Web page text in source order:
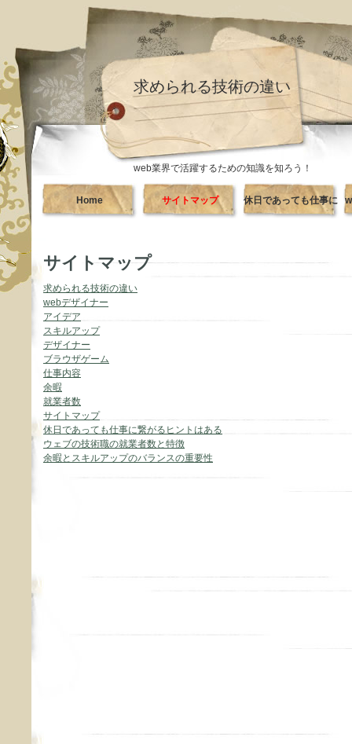
求められる技術の違い
web業界で活躍するための知識を知ろう！
Home サイトマップ 休日であっても仕事に
サイトマップ
求められる技術の違い
webデザイナー
アイデア
スキルアップ
デザイナー
ブラウザゲーム
仕事内容
余暇
就業者数
サイトマップ
休日であっても仕事に繋がるヒントはある
ウェブの技術職の就業者数と特徴
余暇とスキルアップのバランスの重要性